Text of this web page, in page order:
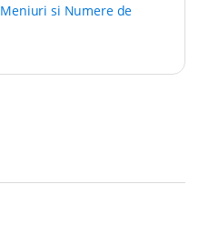
Meniuri si Numere de